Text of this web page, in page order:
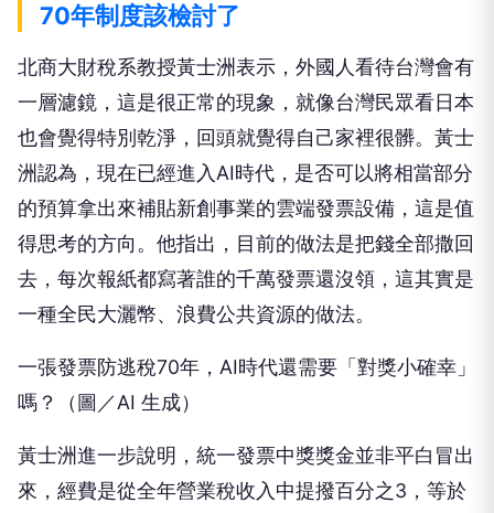
70年制度該檢討了
北商大財稅系教授黃士洲表示，外國人看待台灣會有
一層濾鏡，這是很正常的現象，就像台灣民眾看日本
也會覺得特別乾淨，回頭就覺得自己家裡很髒。黃士
洲認為，現在已經進入AI時代，是否可以將相當部分
的預算拿出來補貼新創事業的雲端發票設備，這是值
得思考的方向。他指出，目前的做法是把錢全部撒回
去，每次報紙都寫著誰的千萬發票還沒領，這其實是
一種全民大灑幣、浪費公共資源的做法。
一張發票防逃稅70年，AI時代還需要「對獎小確幸」
嗎？（圖／AI 生成）
黃士洲進一步說明，統一發票中獎獎金並非平白冒出
來，經費是從全年營業稅收入中提撥百分之3，等於